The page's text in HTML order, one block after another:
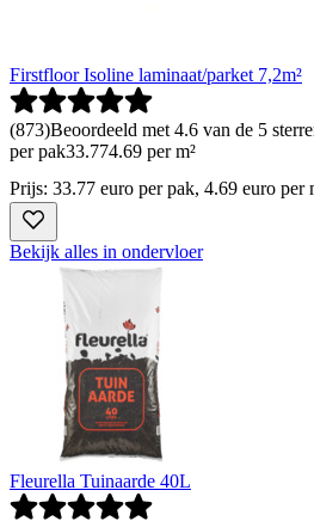
Firstfloor Isoline laminaat/parket 7,2m²
(873)Beoordeeld met 4.6 van de 5
per pak33.774.69 per m²
Prijs: 33.77 euro per pak, 4.69 euro per
Bekijk alles in ondervloer
Fleurella Tuinaarde 40L